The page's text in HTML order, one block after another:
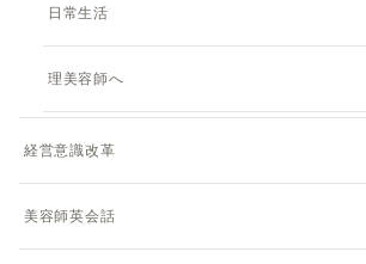
日常生活
理美容師へ
経営意識改革
美容師英会話